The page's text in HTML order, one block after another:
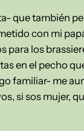
que también
con mi
para los
en el pecho
familiar- me
si sos mujer,